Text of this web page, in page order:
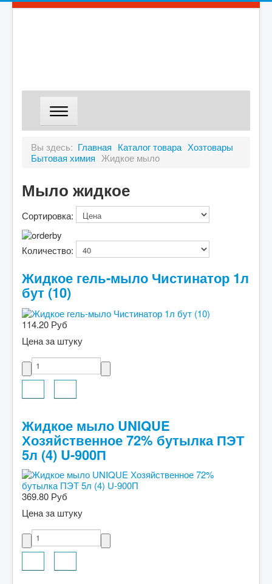
МАГАЗИН
О КОМПАНИИ
КОНТАКТЫ
Вы здесь: Главная Каталог товара Хозтовары
Бытовая химия Жидкое мыло
Мыло жидкое
Сортировка:
Количество:
Жидкое гель-мыло Чистинатор 1л
бут (10)
114.20 Руб
Цена за штуку
Жидкое мыло UNIQUE
Хозяйственное 72% бутылка ПЭТ
5л (4) U-900П
369.80 Руб
Цена за штуку